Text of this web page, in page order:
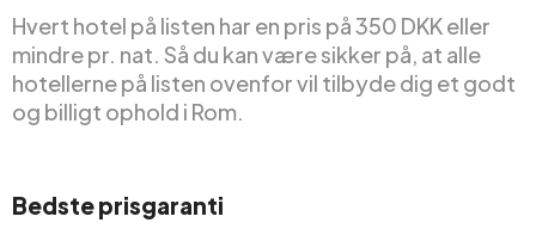
Hvert hotel på listen har en pris på 350 DKK eller
mindre pr. nat. Så du kan være sikker på, at alle
hotellerne på listen ovenfor vil tilbyde dig et godt
og billigt ophold i Rom.
Bedste prisgaranti